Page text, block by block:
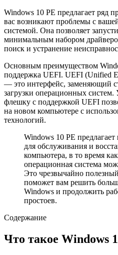
Windows 10 PE предлагает ряд
вас возникают проблемы с
системой. Она позволяет
минимальным набором
поиск и устранение
Основным преимуществом
поддержка UEFI. UEFI (Unified
— это интерфейс, заменяющий
загрузки операционных систем.
флешку с поддержкой UEFI
на новом компьютере с
технологий.
Windows 10 PE
для обслуживания и
компьютера, в то время
операционная система
Это чрезвычайно
поможет вам решить
Windows и продолжить
простоев.
Содержание
Что такое Windows